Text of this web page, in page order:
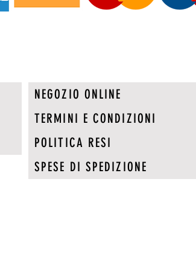
NEGOZIO ONLINE
TERMINI E CONDIZIONI
POLITICA RESI
SPESE DI SPEDIZIONE